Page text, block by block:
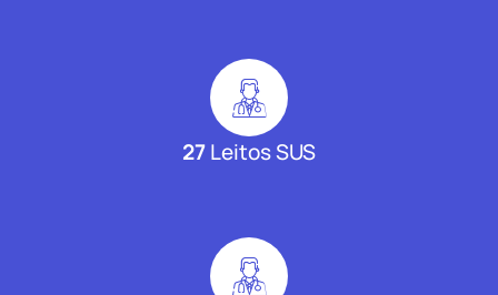
27Leitos SUS